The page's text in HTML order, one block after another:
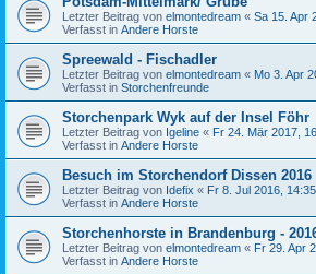
Letzter Beitrag von elmontedream « Sa 15. Apr
Verfasst in Andere Horste
Spreewald - Fischadler
Letzter Beitrag von elmontedream « Mo 3. Apr
Verfasst in Storchenfreunde
Storchenpark Wyk auf der Insel Föhr
Letzter Beitrag von Igeline « Fr 24. Mär 2017,
Verfasst in Andere Horste
Besuch im Storchendorf Dissen 2016
Letzter Beitrag von Idefix « Fr 8. Jul 2016, 14:35
Verfasst in Andere Horste
Storchenhorste in Brandenburg -
Letzter Beitrag von elmontedream « Fr 29. Apr
Verfasst in Andere Horste